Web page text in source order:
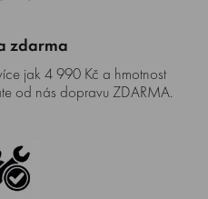
zdarma
jak 4 990 Kč a hmotnost
od nás dopravu ZDARMA.